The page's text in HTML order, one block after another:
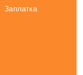
Заплатка